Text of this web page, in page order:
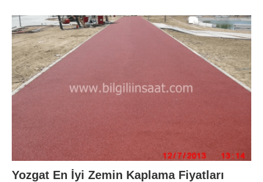
Yozgat En İyi Zemin Kaplama Fiyatları